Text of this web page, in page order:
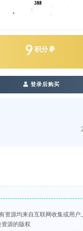
9 积分
登录后购买
资源均来自互联网收集或用户
源的版权